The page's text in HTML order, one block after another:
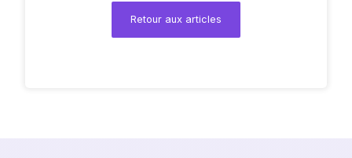
Contact
Retour aux articles